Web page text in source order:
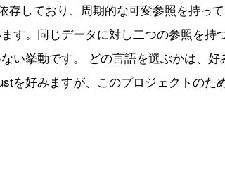
存しており、周期的な可変参照を持っ
す。同じデータに対し二つの参照を持
い挙動です。 どの言語を選ぶかは、好
を好みますが、このプロジェクトのた